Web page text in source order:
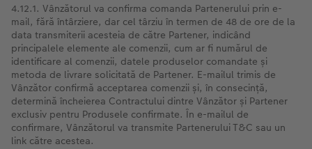
4.12.1. Vânzătorul va confirma comanda Partenerului prin e-
mail, fără întârziere, dar cel târziu în termen de 48 de ore de la
data transmiterii acesteia de către Partener, indicând
principalele elemente ale comenzii, cum ar fi numărul de
identificare al comenzii, datele produselor comandate și
metoda de livrare solicitată de Partener. E-mailul trimis de
Vânzător confirmă acceptarea comenzii și, în consecință,
determină încheierea Contractului dintre Vânzător și Partener
exclusiv pentru Produsele confirmate. În e-mailul de
confirmare, Vânzătorul va transmite Partenerului T&C sau un
link către acestea.